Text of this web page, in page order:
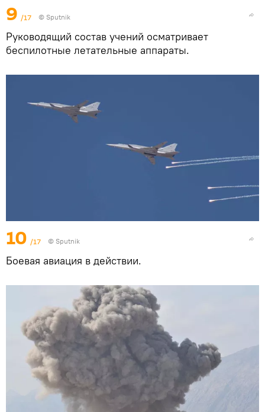
9 /17 © Sputnik
Руководящий состав учений осматривает
беспилотные летательные аппараты.
10 /17 © Sputnik
Боевая авиация в действии.